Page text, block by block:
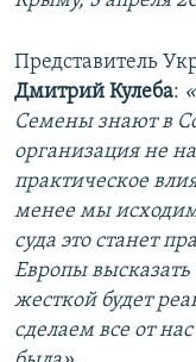
Представитель
Дмитрий Кулеба:
Семены знают в
организация не
практическое
менее мы исходим
суда это станет
Европы
жесткой будет
сделаем все от